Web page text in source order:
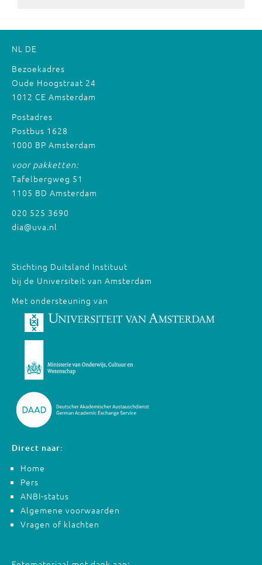
NL DE
Bezoekadres
Oude Hoogstraat 24
1012 CE Amsterdam
Postadres
Postbus 1628
1000 BP Amsterdam
voor pakketten:
Tafelbergweg 51
1105 BD Amsterdam
020 525 3690
dia@uva.nl
Stichting Duitsland Instituut
bij de Universiteit van Amsterdam
Met ondersteuning van
Direct naar:
Home
Pers
ANBI-status
Algemene voorwaarden
Vragen of klachten